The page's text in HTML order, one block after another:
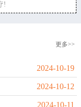
!
更多>>
2024-10-19
2024-10-12
2024-10-11